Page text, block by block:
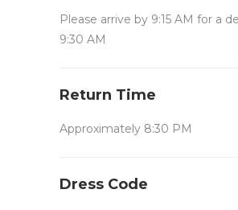
Please arrive by 9:15 AM for a
9:30 AM
Return Time
Approximately 8:30 PM
Dress Code